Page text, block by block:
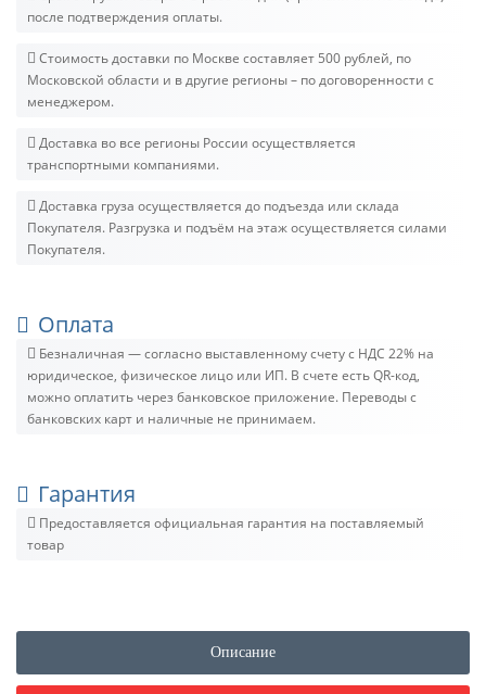
после подтверждения оплаты.
Стоимость доставки по Москве составляет 500 рублей, по
Московской области и в другие регионы – по договоренности с
менеджером.
Доставка во все регионы России осуществляется
транспортными компаниями.
Доставка груза осуществляется до подъезда или склада
Покупателя. Разгрузка и подъём на этаж осуществляется силами
Покупателя.
Оплата
Безналичная — согласно выставленному счету c НДС 22% на
юридическое, физическое лицо или ИП. В счете есть QR-код,
можно оплатить через банковское приложение. Переводы с
банковских карт и наличные не принимаем.
Гарантия
Предоставляется официальная гарантия на поставляемый
товар
Описание